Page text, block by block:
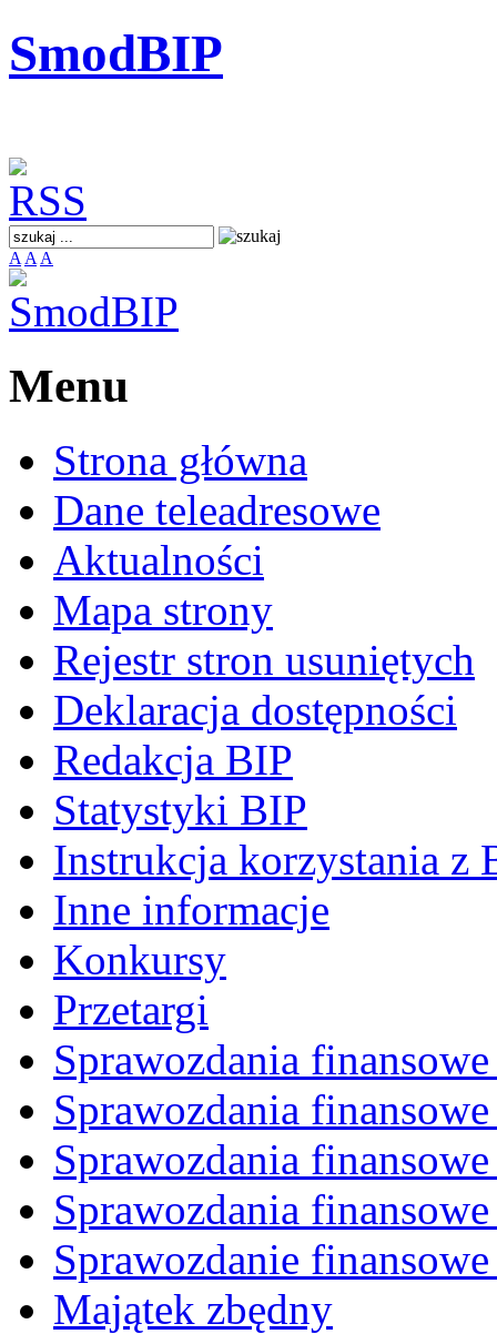
SmodBIP
A A A
Menu
Strona główna
Dane teleadresowe
Aktualności
Mapa strony
Rejestr stron usuniętych
Deklaracja dostępności
Redakcja BIP
Statystyki BIP
Instrukcja korzystania z
Inne informacje
Konkursy
Przetargi
Sprawozdania
Sprawozdania
Sprawozdania
Sprawozdania
Sprawozdanie
Majątek zbędny